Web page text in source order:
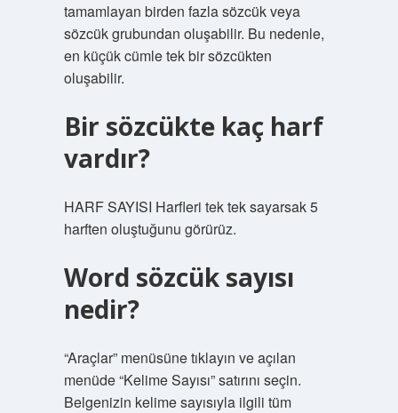
tamamlayan birden fazla sözcük veya
sözcük grubundan oluşabilir. Bu nedenle,
en küçük cümle tek bir sözcükten
oluşabilir.
Bir sözcükte kaç harf
vardır?
HARF SAYISI Harfleri tek tek sayarsak 5
harften oluştuğunu görürüz.
Word sözcük sayısı
nedir?
“Araçlar” menüsüne tıklayın ve açılan
menüde “Kelime Sayısı” satırını seçin.
Belgenizin kelime sayısıyla ilgili tüm